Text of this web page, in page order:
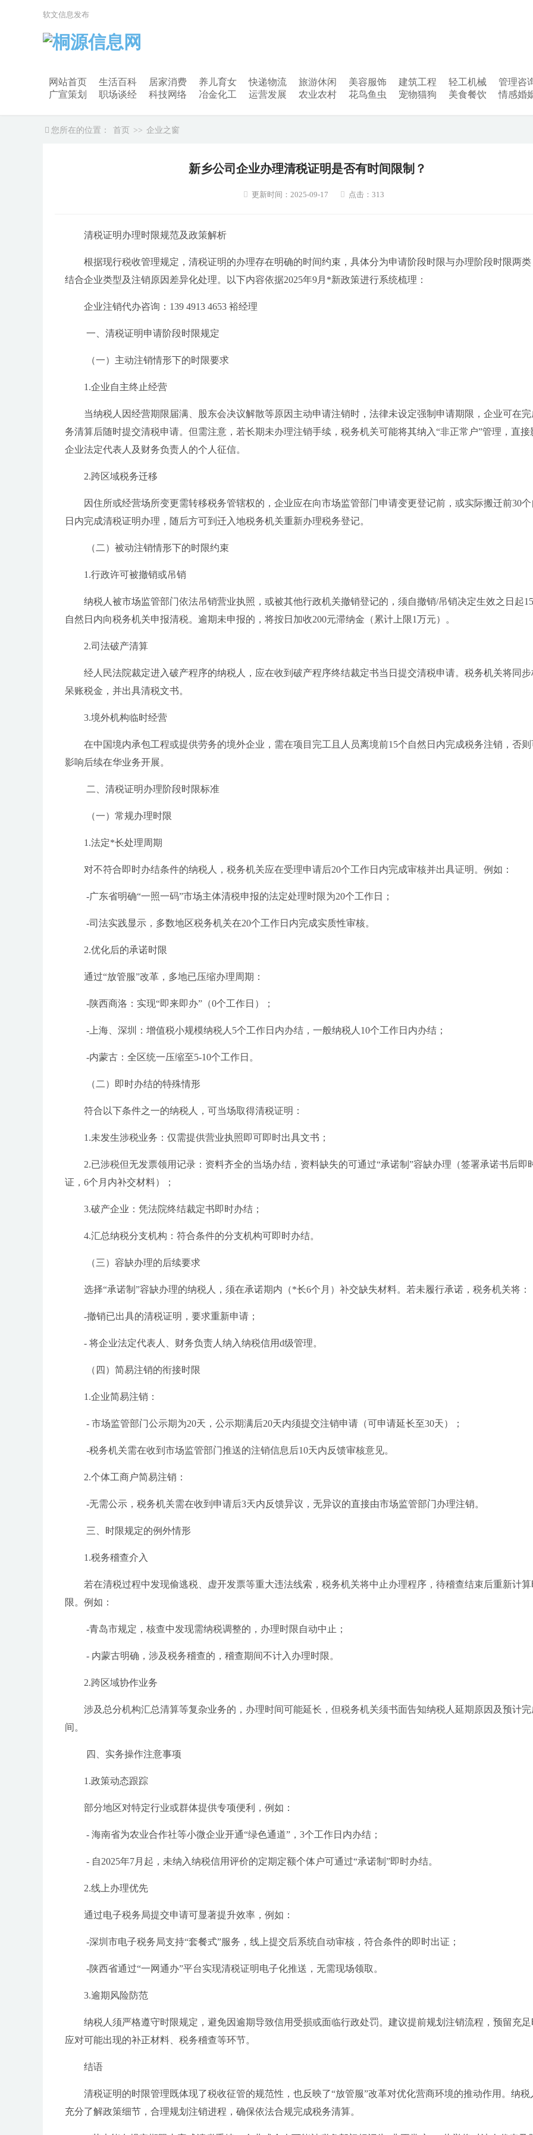
网站首页 生活百科 居家消费 养儿育女 快递物流 旅游休闲 美容服饰 建筑工程 轻工机械
管理咨
广宣策划
职场谈经 科技网络 冶金化工 运营发展 农业农村 花鸟鱼虫 宠物猫狗 美食餐饮 情感婚
软文信息发布
您所在的位置： 首页 >> 企业之窗
新乡公司企业办理清税证明是否有时间限制？
更新时间：2025-09-17 点击：313
清税证明办理时限规范及政策解析
根据现行税收管理规定，清税证明的办理存在明确的时间约束，具体分为申请阶段时限与办理阶段时限两
结合企业类型及注销原因差异化处理。以下内容依据2025年9月*新政策进行系统梳理：
企业注销代办咨询：139 4913 4653 裕经理
一、清税证明申请阶段时限规定
（一）主动注销情形下的时限要求
1.企业自主终止经营
当纳税人因经营期限届满、股东会决议解散等原因主动申请注销时，法律未设定强制申请期限，企业可在
务清算后随时提交清税申请。但需注意，若长期未办理注销手续，税务机关可能将其纳入“非正常户”管理，直接
企业法定代表人及财务负责人的个人征信。
2.跨区域税务迁移
因住所或经营场所变更需转移税务管辖权的，企业应在向市场监管部门申请变更登记前，或实际搬迁前30
日内完成清税证明办理，随后方可到迁入地税务机关重新办理税务登记。
（二）被动注销情形下的时限约束
1.行政许可被撤销或吊销
纳税人被市场监管部门依法吊销营业执照，或被其他行政机关撤销登记的，须自撤销/吊销决定生效之日起
自然日内向税务机关申报清税。逾期未申报的，将按日加收200元滞纳金（累计上限1万元）。
2.司法破产清算
经人民法院裁定进入破产程序的纳税人，应在收到破产程序终结裁定书当日提交清税申请。税务机关将同
呆账税金，并出具清税文书。
3.境外机构临时经营
在中国境内承包工程或提供劳务的境外企业，需在项目完工且人员离境前15个自然日内完成税务注销，否
影响后续在华业务开展。
二、清税证明办理阶段时限标准
（一）常规办理时限
1.法定*长处理周期
对不符合即时办结条件的纳税人，税务机关应在受理申请后20个工作日内完成审核并出具证明。例如：
-广东省明确“一照一码”市场主体清税申报的法定处理时限为20个工作日；
-司法实践显示，多数地区税务机关在20个工作日内完成实质性审核。
2.优化后的承诺时限
通过“放管服”改革，多地已压缩办理周期：
-陕西商洛：实现“即来即办”（0个工作日）；
-上海、深圳：增值税小规模纳税人5个工作日内办结，一般纳税人10个工作日内办结；
-内蒙古：全区统一压缩至5-10个工作日。
（二）即时办结的特殊情形
符合以下条件之一的纳税人，可当场取得清税证明：
1.未发生涉税业务：仅需提供营业执照即可即时出具文书；
2.已涉税但无发票领用记录：资料齐全的当场办结，资料缺失的可通过“承诺制”容缺办理（签署承诺书后即
证，6个月内补交材料）；
3.破产企业：凭法院终结裁定书即时办结；
4.汇总纳税分支机构：符合条件的分支机构可即时办结。
（三）容缺办理的后续要求
选择“承诺制”容缺办理的纳税人，须在承诺期内（*长6个月）补交缺失材料。若未履行承诺，税务机关将：
-撤销已出具的清税证明，要求重新申请；
- 将企业法定代表人、财务负责人纳入纳税信用d级管理。
（四）简易注销的衔接时限
1.企业简易注销：
- 市场监管部门公示期为20天，公示期满后20天内须提交注销申请（可申请延长至30天）；
-税务机关需在收到市场监管部门推送的注销信息后10天内反馈审核意见。
2.个体工商户简易注销：
-无需公示，税务机关需在收到申请后3天内反馈异议，无异议的直接由市场监管部门办理注销。
三、时限规定的例外情形
1.税务稽查介入
若在清税过程中发现偷逃税、虚开发票等重大违法线索，税务机关将中止办理程序，待稽查结束后重新计算
限。例如：
-青岛市规定，核查中发现需纳税调整的，办理时限自动中止；
- 内蒙古明确，涉及税务稽查的，稽查期间不计入办理时限。
2.跨区域协作业务
涉及总分机构汇总清算等复杂业务的，办理时间可能延长，但税务机关须书面告知纳税人延期原因及预计
间。
四、实务操作注意事项
1.政策动态跟踪
部分地区对特定行业或群体提供专项便利，例如：
- 海南省为农业合作社等小微企业开通“绿色通道”，3个工作日内办结；
- 自2025年7月起，未纳入纳税信用评价的定期定额个体户可通过“承诺制”即时办结。
2.线上办理优先
通过电子税务局提交申请可显著提升效率，例如：
-深圳市电子税务局支持“套餐式”服务，线上提交后系统自动审核，符合条件的即时出证；
-陕西省通过“一网通办”平台实现清税证明电子化推送，无需现场领取。
3.逾期风险防范
纳税人须严格遵守时限规定，避免因逾期导致信用受损或面临行政处罚。建议提前规划注销流程，预留充
应对可能出现的补正材料、税务稽查等环节。
结语
清税证明的时限管理既体现了税收征管的规范性，也反映了“放管服”改革对优化营商环境的推动作用。纳税
充分了解政策细节，合理规划注销进程，确保依法合规完成税务清算。